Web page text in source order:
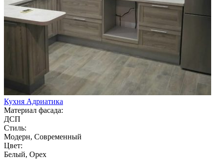
Кухня Адриатика
Материал фасада:
ДСП
Стиль:
Модерн, Современный
Цвет:
Белый, Орех